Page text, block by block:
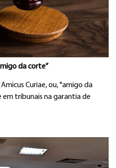
da corte”
Curiae, ou, "amigo da
tribunais na garantia de